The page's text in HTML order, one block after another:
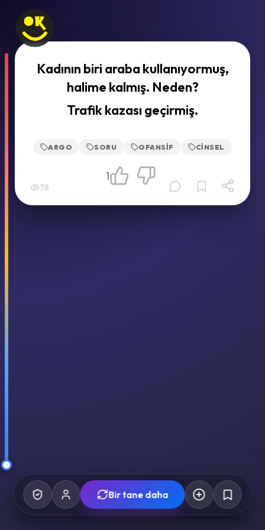
Kadının biri araba kullanıyormuş,
halime kalmış. Neden?
Trafik kazası geçirmiş.
ARGO SORU OFANSIF CINSEL
78
1
Bir tane daha